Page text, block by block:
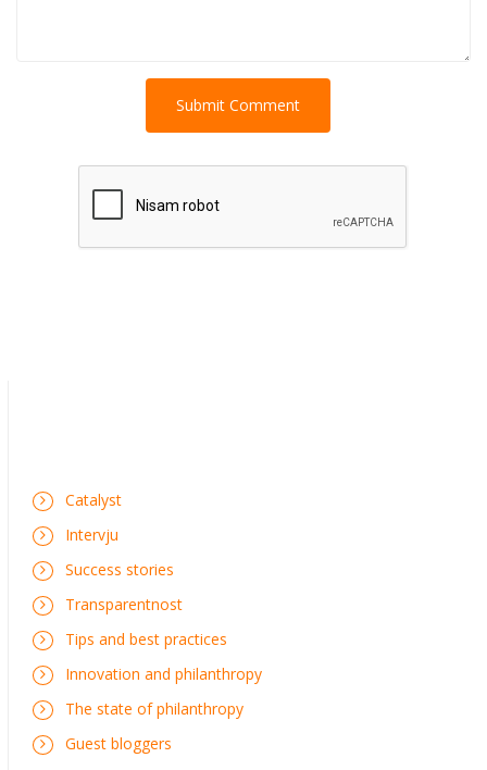
Catalyst
Intervju
Success stories
Transparentnost
Tips and best practices
Innovation and philanthropy
The state of philanthropy
Guest bloggers